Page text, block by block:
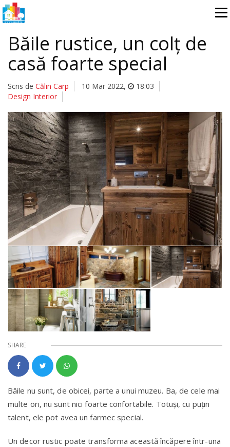
Băile rustice, un colț de
casă foarte special
Scris de Călin Carp 10 Mar 2022,
18:03
Design Interior
SHARE
Băile nu sunt, de obicei, parte a unui muzeu. Ba, de cele mai
multe ori, nu sunt nici foarte confortabile. Totuși, cu puțin
talent, ele pot avea un farmec special.
Un decor rustic poate transforma această încăpere într-una